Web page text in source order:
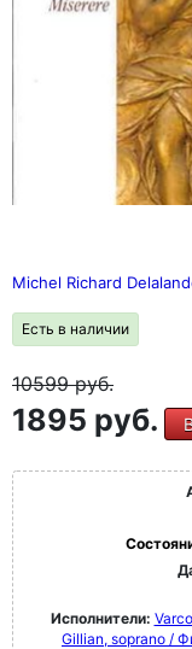
Michel Richard
Есть в наличии
10599руб.
1895 руб.
Исполнители:
Gillian, soprano /